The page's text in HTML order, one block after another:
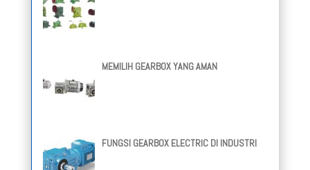
MEMILIH GEARBOX YANG AMAN
FUNGSI GEARBOX ELECTRIC DI INDUSTRI